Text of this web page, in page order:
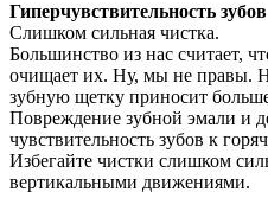
Гиперчувствительность зубов
Слишком сильная чистка.
Большинство из нас считает,
очищает их. Ну, мы не правы.
зубную щетку приносит
Повреждение зубной эмали и
чувствительность зубов к
Избегайте чистки слишком
вертикальными движениями.